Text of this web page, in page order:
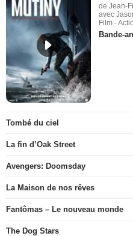
de Jean-
avec
Film -
Bande-
Tombé du ciel
La fin d’Oak Street
Avengers: Doomsday
La Maison de nos rêves
Fantômas – Le nouveau monde
The Dog Stars